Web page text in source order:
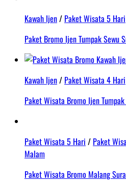
Kawah Ijen/ Paket Wisata 5 Hari
Paket Bromo Ijen Tumpak Sewu
Kawah Ijen/ Paket Wisata 4 Hari
Paket Wisata Bromo Ijen
Paket Wisata 5 Hari / Paket
Malam
Paket Wisata Bromo Malang